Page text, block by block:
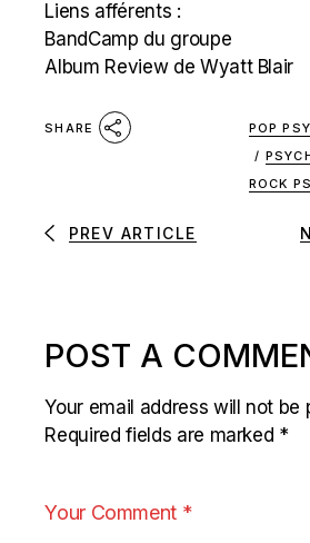
Liens afférents :
BandCamp du groupe
Album Review de Wyatt Blair
SHARE POP
/
ROCK
PREV ARTICLE
POST A
Your email address will not be
Required fields are marked *